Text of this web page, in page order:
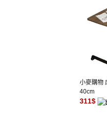
小麥購物
40cm
311$